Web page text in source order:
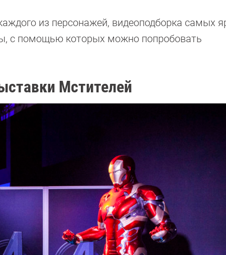
из персонажей, видеоподборка самых
с помощью которых можно попробовать
Мстителей